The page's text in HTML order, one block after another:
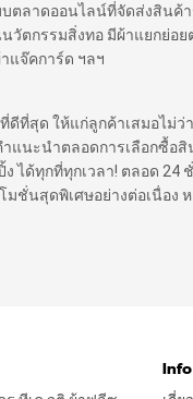
ตลาดออนไลน์ที่จัดส่งสินค้
วัตกรรมสิ่งทอ มีผ้าแยกย่อ
แจ๊คการ์ด ฯลฯ
ที่สุด ให้แก่ลูกค้าเสมอไม่
แนะนำตลอดการเลือกซื้อ
ได้ทุกที่ทุกเวลา! ตลอด 24
ชั่นสุดพิเศษอย่างต่อเนื่อง
Info